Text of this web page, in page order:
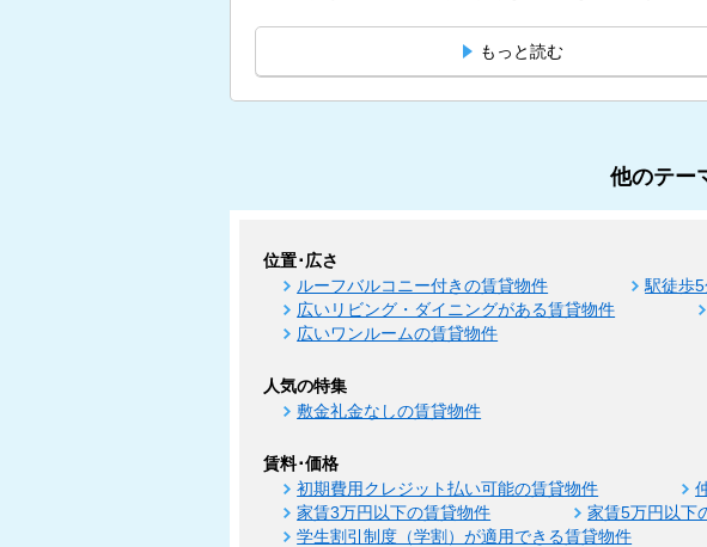
もっと読む
他のテー
位置･広さ
ルーフバルコニー付きの賃貸物件 駅徒歩
広いリビング・ダイニングがある賃貸物件
広いワンルームの賃貸物件
人気の特集
敷金礼金なしの賃貸物件
賃料･価格
初期費用クレジット払い可能の賃貸物件
家賃3万円以下の賃貸物件
家賃5万円以下
学生割引制度（学割）が適用できる賃貸物件